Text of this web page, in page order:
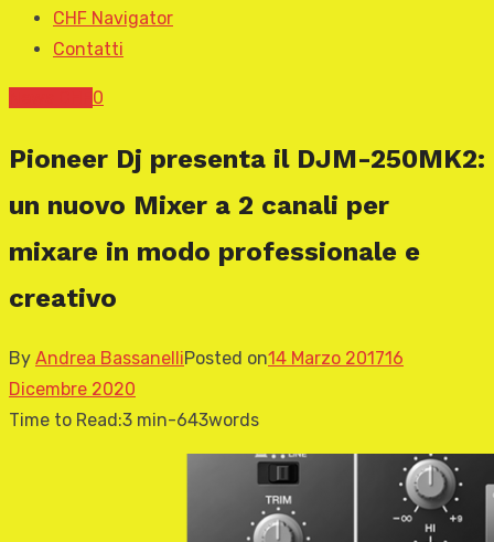
CHF Navigator
Contatti
0
Pioneer Dj presenta il DJM-250MK2:
un nuovo Mixer a 2 canali per
mixare in modo professionale e
creativo
By Andrea BassanelliPosted on14 Marzo 201716
Dicembre 2020
Time to Read:3 min-643words